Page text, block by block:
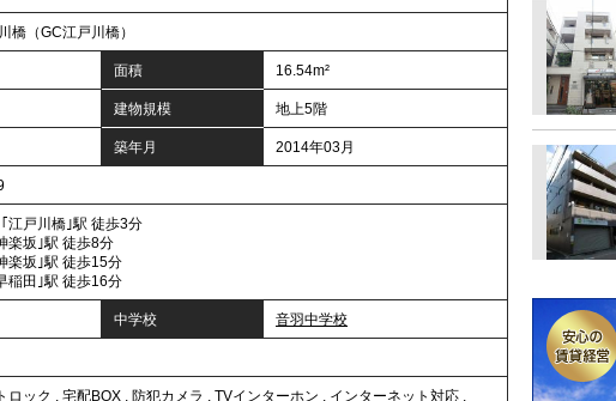
橋（GC江戸川橋）
面積 16.54m²
建物規模 地上5階
築年月 2014年03月
江戸川橋｣駅 徒歩3分
楽坂｣駅 徒歩8分
楽坂｣駅 徒歩15分
稲田｣駅 徒歩16分
中学校 音羽中学校
ロック , 宅配BOX , 防犯カメラ , TVインターホン , インターネット対応 ,